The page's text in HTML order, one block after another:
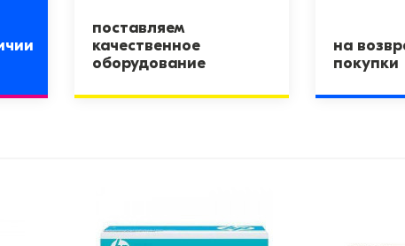
поставляем
качественное
оборудование
на
покупки